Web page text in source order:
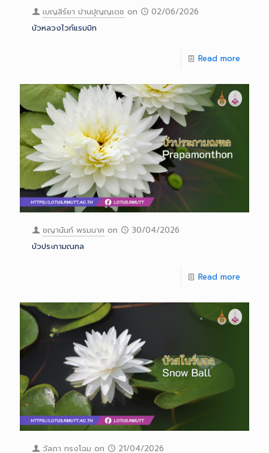
เบญสิร์ยา ปานปุญญเดช on
02/06/2026
บัวหลวงไวท์แรบบิท
Read more
ชญานันท์ พรมนาค on
30/04/2026
บัวประภามณฑล
Read more
วัลภา ทรงโฉม on
21/04/2026